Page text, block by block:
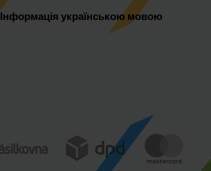
Інформація українською мовою